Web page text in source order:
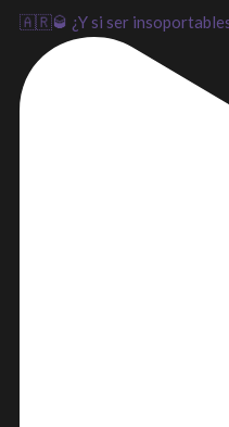
🇦🇷🥃 ¿Y si ser